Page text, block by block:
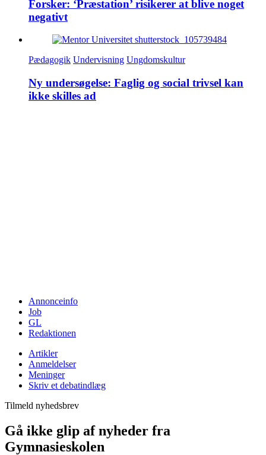
Forsker: ‘Præstation’ risikerer at blive noget
negativt
Pædagogik Undervisning Ungdomskultur
Ny undersøgelse: Faglig og social trivsel kan
ikke skilles ad
Annonceinfo
Job
GL
Redaktionen
Artikler
Anmeldelser
Meninger
Skriv et debatindlæg
Tilmeld nyhedsbrev
Gå ikke glip af nyheder fra
Gymnasieskolen